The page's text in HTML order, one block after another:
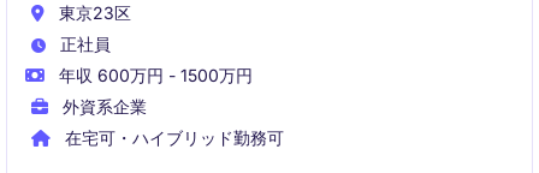
東京23区
正社員
年収 600万円 - 1500万円
外資系企業
在宅可・ハイブリッド勤務可